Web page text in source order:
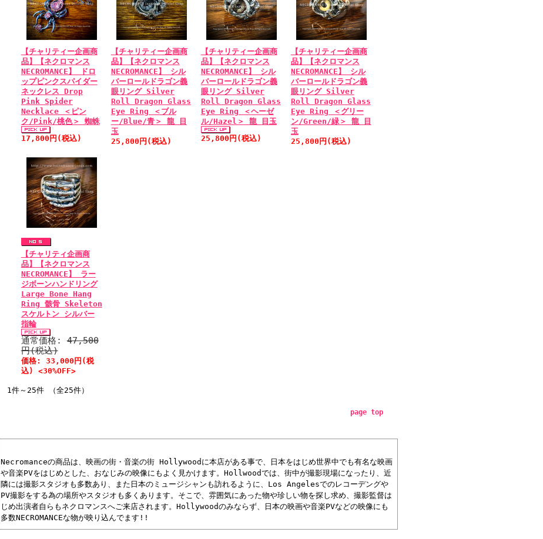
【チャリティー企画商
品】【ネクロマンス
NECROMANCE】 ドロ
ップピンクスパイダー
ネックレス Drop
Pink Spider
Necklace ＜ピン
ク/Pink/桃色＞ 蜘蛛
17,800円(税込)
【チャリティー企画商
品】【ネクロマンス
NECROMANCE】 シル
バーロールドラゴン義
眼リング Silver
Roll Dragon Glass
Eye Ring ＜ブル
ー/Blue/青＞ 龍 目
玉
25,800円(税込)
【チャリティー企画商
品】【ネクロマンス
NECROMANCE】 シル
バーロールドラゴン義
眼リング Silver
Roll Dragon Glass
Eye Ring ＜ヘーゼ
ル/Hazel＞ 龍 目玉
25,800円(税込)
【チャリティー企画商
品】【ネクロマンス
NECROMANCE】 シル
バーロールドラゴン義
眼リング Silver
Roll Dragon Glass
Eye Ring ＜グリー
ン/Green/緑＞ 龍 目
玉
25,800円(税込)
【チャリティ企画商
品】【ネクロマンス
NECROMANCE】 ラー
ジボーンハンドリング
Large Bone Hang
Ring 骸骨 Skeleton
スケルトン シルバー
指輪
通常価格:47,500
円(税込)
価格: 33,000円(税
込) <30%OFF>
1件～25件 （全25件）
page top
Necromanceの商品は、映画の街・音楽の街 Hollywoodに本店がある事で、日本をはじめ世界中でも有名な映画
や音楽PVをはじめとした、おなじみの映像にもよく見かけます。Hollwoodでは、街中が撮影現場になったり、近
隣には撮影スタジオも多数あり、また日本のミュージシャンも訪れるように、Los Angelesでのレコーデングや
PV撮影をする為の場所やスタジオも多くあります。そこで、雰囲気にあった物や珍しい物を探し求め、撮影監督は
じめ出演者自らもネクロマンスへご来店されます。Hollywoodのみならず、日本の映画や音楽PVなどの映像にも
多数NECROMANCEな物が映り込んでます!!